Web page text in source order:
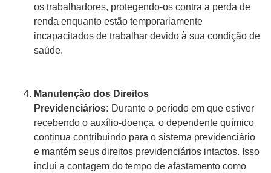
os trabalhadores, protegendo-os contra a perda de
renda enquanto estão temporariamente
incapacitados de trabalhar devido à sua condição de
saúde.
Manutenção dos Direitos
Previdenciários: Durante o período em que estiver
recebendo o auxílio-doença, o dependente químico
continua contribuindo para o sistema previdenciário
e mantém seus direitos previdenciários intactos. Isso
inclui a contagem do tempo de afastamento como